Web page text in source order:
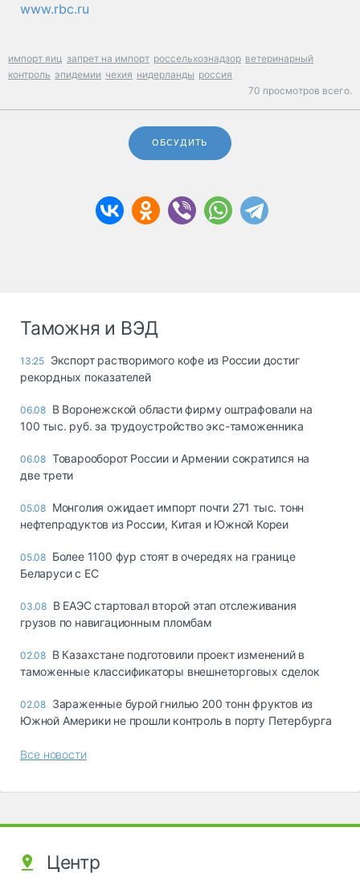
www.rbc.ru
импорт яиц запрет на импорт россельхознадзор ветеринарный
контроль эпидемии чехия нидерланды россия
70 просмотров всего.
ОБСУДИТЬ
Таможня и ВЭД
13:25 Экспорт растворимого кофе из России достиг
рекордных показателей
06.08 В Воронежской области фирму оштрафовали на
100 тыс. руб. за трудоустройство экс-таможенника
06.08 Товарооборот России и Армении сократился на
две трети
05.08 Монголия ожидает импорт почти 271 тыс. тонн
нефтепродуктов из России, Китая и Южной Кореи
05.08 Более 1100 фур стоят в очередях на границе
Беларуси с ЕС
03.08 В ЕАЭС стартовал второй этап отслеживания
грузов по навигационным пломбам
02.08 В Казахстане подготовили проект изменений в
таможенные классификаторы внешнеторговых сделок
02.08 Зараженные бурой гнилью 200 тонн фруктов из
Южной Америки не прошли контроль в порту Петербурга
Все новости
Центр